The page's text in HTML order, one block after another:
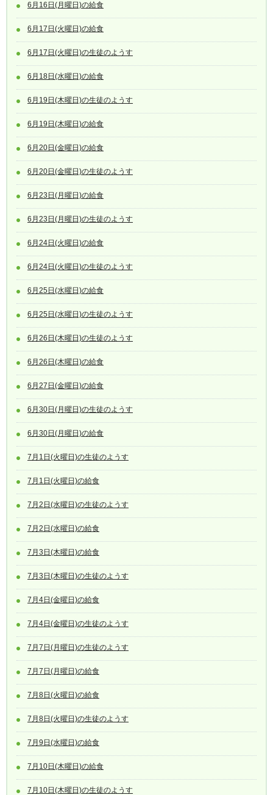
6月16日(月曜日)の給食
6月17日(火曜日)の給食
6月17日(火曜日)の生徒のようす
6月18日(水曜日)の給食
6月19日(木曜日)の生徒のようす
6月19日(木曜日)の給食
6月20日(金曜日)の給食
6月20日(金曜日)の生徒のようす
6月23日(月曜日)の給食
6月23日(月曜日)の生徒のようす
6月24日(火曜日)の給食
6月24日(火曜日)の生徒のようす
6月25日(水曜日)の給食
6月25日(水曜日)の生徒のようす
6月26日(木曜日)の生徒のようす
6月26日(木曜日)の給食
6月27日(金曜日)の給食
6月30日(月曜日)の生徒のようす
6月30日(月曜日)の給食
7月1日(火曜日)の生徒のようす
7月1日(火曜日)の給食
7月2日(水曜日)の生徒のようす
7月2日(水曜日)の給食
7月3日(木曜日)の給食
7月3日(木曜日)の生徒のようす
7月4日(金曜日)の給食
7月4日(金曜日)の生徒のようす
7月7日(月曜日)の生徒のようす
7月7日(月曜日)の給食
7月8日(火曜日)の給食
7月8日(火曜日)の生徒のようす
7月9日(水曜日)の給食
7月10日(木曜日)の給食
7月10日(木曜日)の生徒のようす